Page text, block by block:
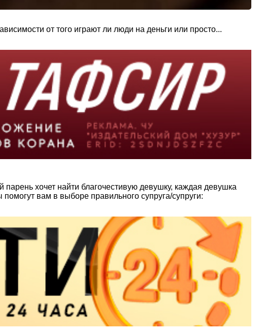
от того играют ли люди на деньги или просто...
хочет найти благочестивую девушку, каждая девушка
вам в выборе правильного супруга/супруги: